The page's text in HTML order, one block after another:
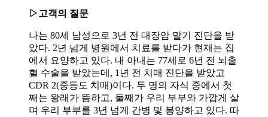
▷고객의 질문
나는 80세 남성으로 3년 전 대장암 말기 진단을 받
았다. 2년 넘게 병원에서 치료를 받다가 현재는 집
에서 요양하고 있다. 내 아내는 77세로 6년 전 뇌출
혈 수술을 받았는데, 1년 전 치매 진단을 받았고
CDR 2(중등도 치매)이다. 두 명의 자식 중에서 첫
째는 왕래가 뜸하고, 둘째가 우리 부부와 가깝게 살
며 우리 부부를 3년 넘게 간병 및 봉양하고 있다. 따